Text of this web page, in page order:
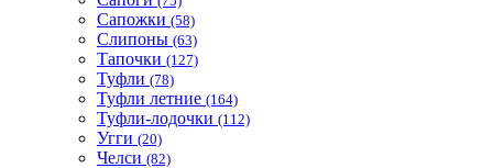
Сапожки (58)
Слипоны (63)
Тапочки (127)
Туфли (78)
Туфли летние (164)
Туфли-лодочки (112)
Угги (20)
Челси (82)